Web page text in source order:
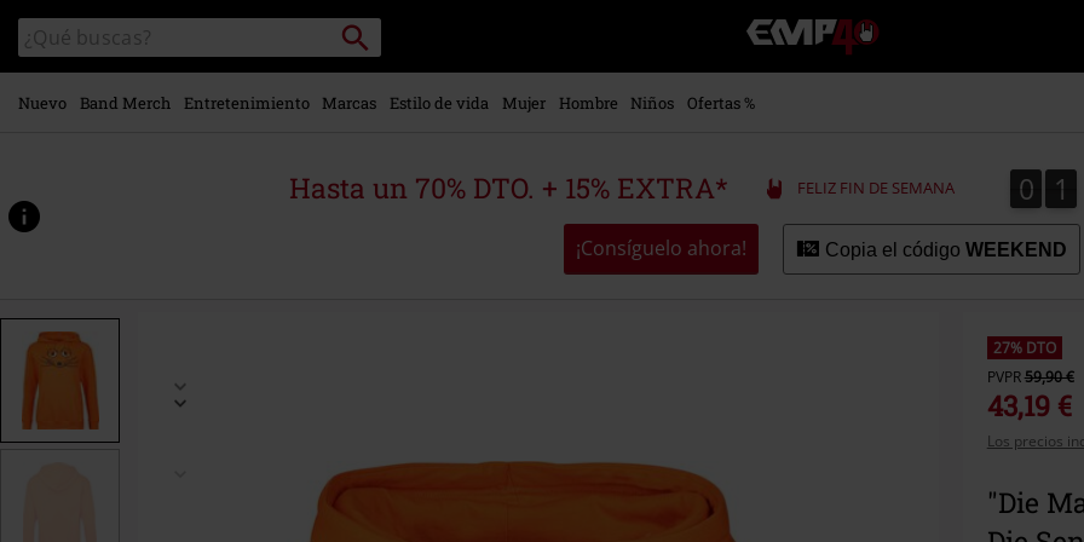
contenido
principal
Buscar
en
el
catálogo
Buscar
EMP
-
Música,
Merch
Ropa
Alternativa
Nuevo Band Merch Entretenimiento Marcas Estilo de vida Mujer Hombre Niños Ofertas %
Hasta un 70% DTO. + 15% EXTRA* FELIZ FIN DE SEMANA 0
0 1
1
¡Consíguelo ahora! Copia el código WEEKEND
www.emp-
p/die-
575483.html
27% DTO
PVPR59,90 €
43,19 €
Los precios
"Die